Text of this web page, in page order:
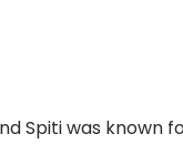
Spiti was